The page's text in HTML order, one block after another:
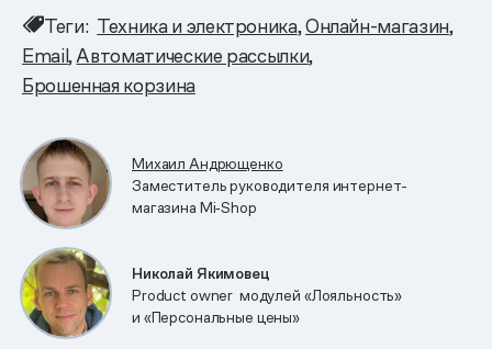
Теги: Техника и электроника Онлайн-магазин
Email Автоматические рассылки
Брошенная корзина
Михаил Андрющенко
Заместитель руководителя интернет-
магазина Mi‑Shop
Николай Якимовец
Product owner модулей «Лояльность»
и «Персональные цены»